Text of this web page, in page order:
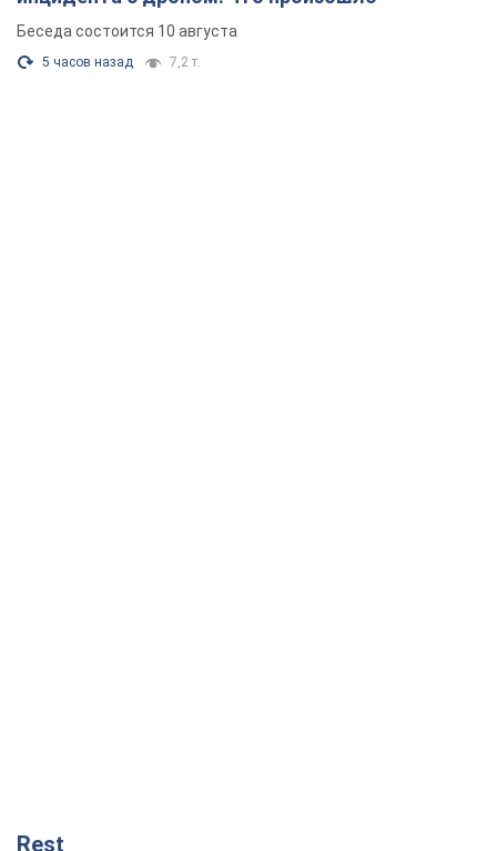
Беседа состоится 10 августа
5 часов назад 7,2 т.
Rest